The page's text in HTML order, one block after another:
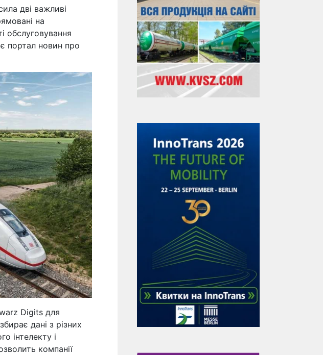
дві важливі
на
обслуговування
портал новин про
Digits для
дані з різних
інтелекту і
компанії